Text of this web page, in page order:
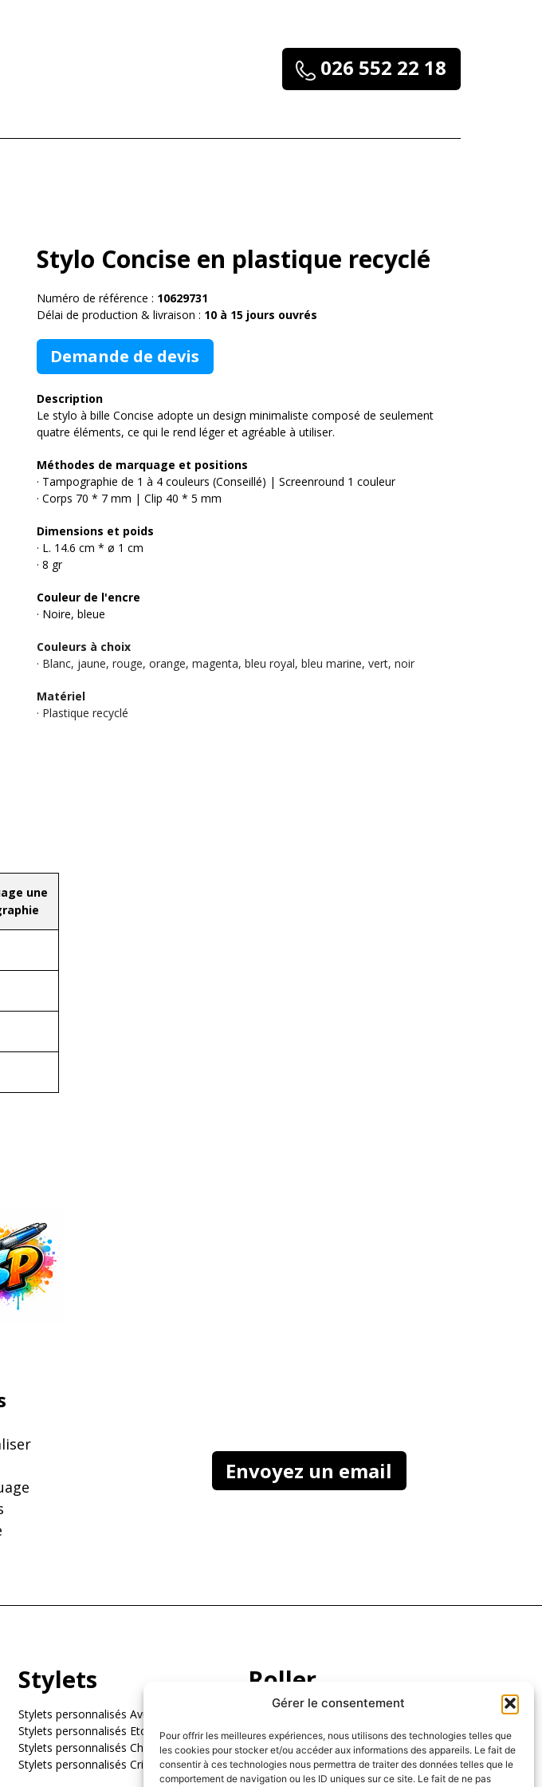
Gérer le consentement
Pour offrir les meilleures expériences, nous utilisons des technologies telles que
les cookies pour stocker et/ou accéder aux informations des appareils. Le fait de
consentir à ces technologies nous permettra de traiter des données telles que le
comportement de navigation ou les ID uniques sur ce site. Le fait de ne pas
026 552 22 18
Stylo Concise en plastique recyclé
Numéro de référence : 10629731
Délai de production & livraison : 10 à 15 jours ouvrés
Demande de devis
Description
Le stylo à bille Concise adopte un design minimaliste composé de seulement
quatre éléments, ce qui le rend léger et agréable à utiliser.
Méthodes de marquage et positions
· Tampographie de 1 à 4 couleurs (Conseillé) | Screenround 1 couleur
· Corps 70 * 7 mm | Clip 40 * 5 mm
Dimensions et poids
· ​L. 14.6 cm * ø 1 cm
· 8 gr
Couleur de l'encre
· Noire, bleue
Couleurs à choix
· Blanc, jaune, rouge, orange, magenta, bleu royal, bleu marine, vert, noir
Matériel
· Plastique recyclé
une
Envoyez un email
Stylets
Stylets personnalisés Avully
Stylets personnalisés Etoy
Stylets personnalisés Chavornay
Stylets personnalisés Crissier
Roller
Stylos Roller Assens
Stylos Roller Blonay
Stylos Roller Cully
Stylos Roller Sierre